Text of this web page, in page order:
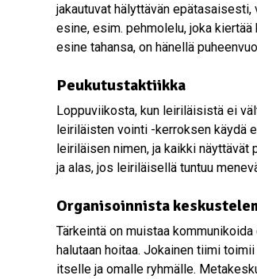
jakautuvat hälyttävän
esine, esim. pehmolelu, joka
esine tahansa, on hänellä
Peukutustaktiikka
Loppuviikosta, kun leiriläisistä ei
leiriläisten vointi -kerroksen käydä
leiriläisen nimen, ja kaikki näyttävät
ja alas, jos leiriläisellä tuntuu
Organisoinnista
Tärkeintä on muistaa
halutaan hoitaa. Jokainen tiimi
itselle ja omalle ryhmälle.